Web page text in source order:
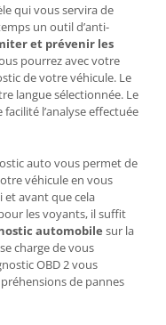
qui vous servira de
un outil d’anti-
et prévenir les
pourrez avec votre
de votre véhicule. Le
langue sélectionnée. Le
l’analyse effectuée
auto vous permet de
véhicule en vous
et avant que cela
les voyants, il suffit
automobile sur la
charge de vous
OBD 2 vous
de pannes